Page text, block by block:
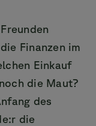
Finanzen im
Einkauf
die Maut?
des
die